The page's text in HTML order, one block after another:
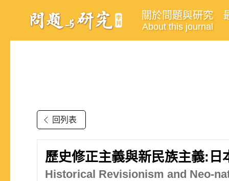
關於問題與研究
About this journal
回列表
歷史修正主義與新民族主義:
Historical Revisionism and Neo-